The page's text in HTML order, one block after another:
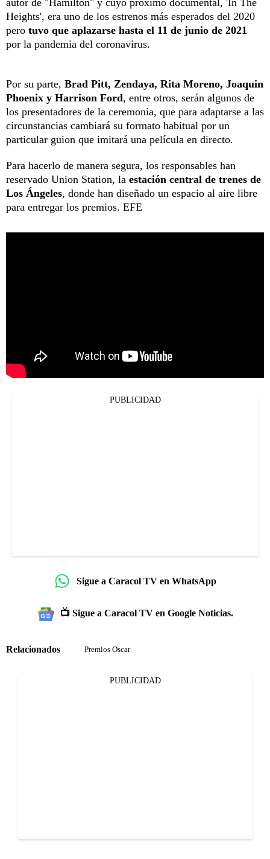
Heights', era uno de los estrenos más esperados del 2020
pero tuvo que aplazarse hasta el 11 de junio de 2021
por la pandemia del coronavirus.
Por su parte, Brad Pitt, Zendaya, Rita Moreno, Joaquin
Phoenix y Harrison Ford, entre otros, serán algunos de
los presentadores de la ceremonia, que para adaptarse a las
circunstancias cambiará su formato habitual por un
particular guion que imitará una película en directo.
Para hacerlo de manera segura, los responsables han
reservado Union Station, la estación central de trenes de
Los Ángeles, donde han diseñado un espacio al aire libre
para entregar los premios. EFE
PUBLICIDAD
Sigue a Caracol TV en WhatsApp
📺 Sigue a Caracol TV en Google Noticias.
Relacionados Premios Oscar
PUBLICIDAD